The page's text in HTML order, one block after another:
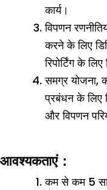
कार्य।
विपणन
करने के लिए
रिपोर्टिंग के
समग्र योजना,
प्रबंधन के लिए
और विपणन
आवश्यकताएं：
कम से कम 5